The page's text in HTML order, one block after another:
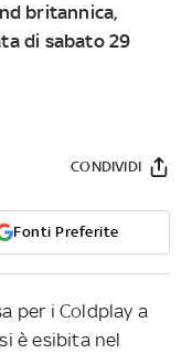
britannica,
di sabato 29
Fonti Preferite
CONDIVIDI
per i Coldplay a
è esibita nel